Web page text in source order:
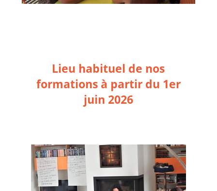
Lieu habituel de nos
formations à partir du 1er
juin 2026